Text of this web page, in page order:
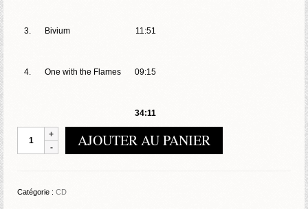
3. Bivium 11:51
4. One with the Flames 09:15
34:11
–
AJOUTER AU PANIER
Catégorie : CD